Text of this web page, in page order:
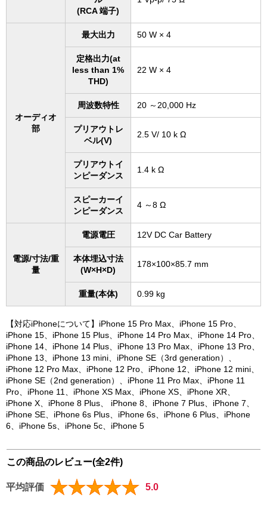
(RCA 端子)
オーディオ
部
最大出力 50 W × 4
定格出力(at
less than 1%
THD)
22 W × 4
周波数特性 20 ～20,000 Hz
プリアウトレ
ベル(V)
2.5 V/ 10 k Ω
プリアウトイ
ンピーダンス
1.4 k Ω
スピーカーイ
ンピーダンス
4 ～8 Ω
電源/寸法/重
量
電源電圧 12V DC Car Battery
本体埋込寸法
(W×H×D)
178×100×85.7 mm
重量(本体) 0.99 kg
【対応iPhoneについて】iPhone 15 Pro Max、iPhone 15 Pro、
iPhone 15、iPhone 15 Plus、iPhone 14 Pro Max、iPhone 14 Pro、
iPhone 14、iPhone 14 Plus、iPhone 13 Pro Max、iPhone 13 Pro、
iPhone 13、iPhone 13 mini、iPhone SE（3rd generation）、
iPhone 12 Pro Max、iPhone 12 Pro、iPhone 12、iPhone 12 mini、
iPhone SE（2nd generation）、iPhone 11 Pro Max、iPhone 11
Pro、iPhone 11、iPhone XS Max、iPhone XS、iPhone XR、
iPhone X、iPhone 8 Plus、 iPhone 8、iPhone 7 Plus、iPhone 7、
iPhone SE、iPhone 6s Plus、iPhone 6s、iPhone 6 Plus、iPhone
6、iPhone 5s、iPhone 5c、iPhone 5
この商品のレビュー(全2件)
平均評価 5.0